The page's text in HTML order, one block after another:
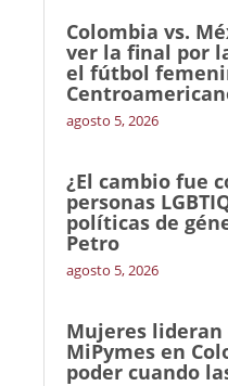
Colombia vs.
ver la final por
el fútbol
agosto 5, 2026
¿El cambio fue
personas
políticas de
Petro
agosto 5, 2026
Mujeres lideran
MiPymes en
poder cuando